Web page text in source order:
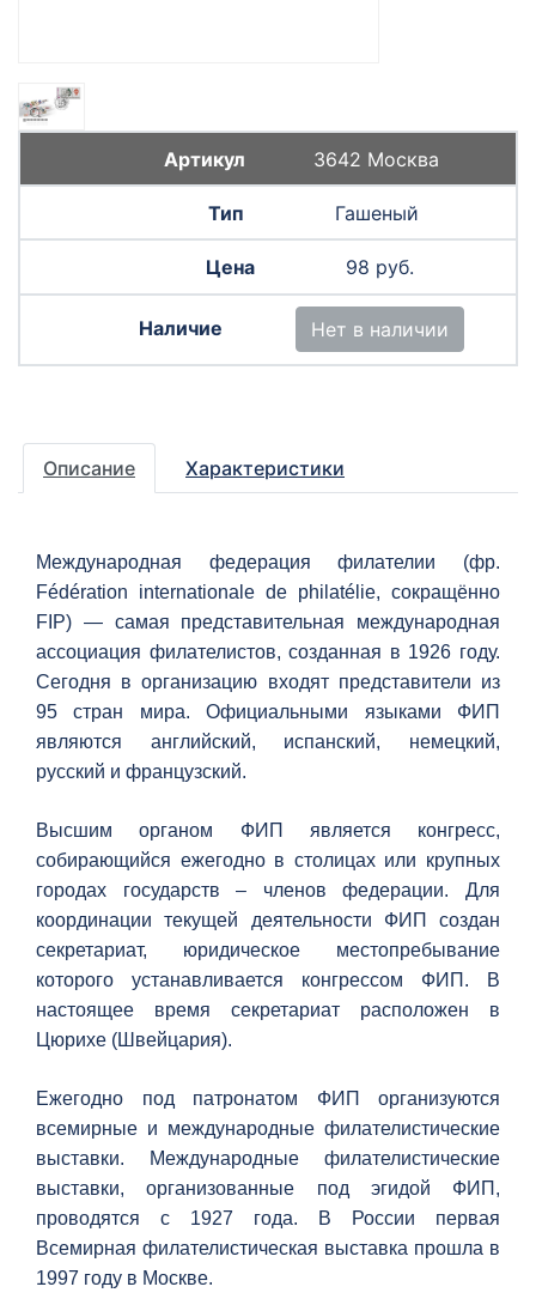
3642 Москва
Гашеный
98 руб.
Нет в наличии
Описание Характеристики
Международная федерация филателии (фр.
Fédération internationale de philatélie, сокращённо
FIP) — самая представительная международная
ассоциация филателистов, созданная в 1926 году.
Сегодня в организацию входят представители из
95 стран мира. Официальными языками ФИП
являются английский, испанский, немецкий,
русский и французский.
Высшим органом ФИП является конгресс,
собирающийся ежегодно в столицах или крупных
городах государств – членов федерации. Для
координации текущей деятельности ФИП создан
секретариат, юридическое местопребывание
которого устанавливается конгрессом ФИП. В
настоящее время секретариат расположен в
Цюрихе (Швейцария).
Ежегодно под патронатом ФИП организуются
всемирные и международные филателистические
выставки. Международные филателистические
выставки, организованные под эгидой ФИП,
проводятся с 1927 года. В России первая
Всемирная филателистическая выставка прошла в
1997 году в Москве.